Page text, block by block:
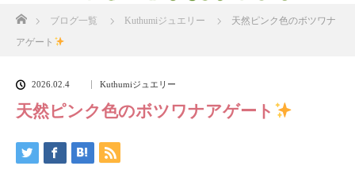
ブログ一覧 Kuthumiジュエリー
天然ピンク色のボツワナ
アゲート
2026.02.4 Kuthumiジュエリー
天然ピンク色のボツワナアゲート